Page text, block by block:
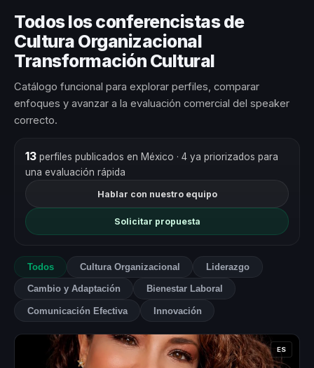
Todos los conferencistas de
Cultura Organizacional
Transformación Cultural
Catálogo funcional para explorar perfiles, comparar
enfoques y avanzar a la evaluación comercial del speaker
correcto.
13perfiles publicados en México · 4 ya priorizados para
una evaluación rápida
Hablar con nuestro equipo
Solicitar propuesta
Todos Cultura Organizacional Liderazgo
Cambio y Adaptación Bienestar Laboral
Comunicación Efectiva Innovación
ES